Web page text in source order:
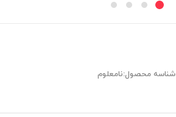
شناسه محصول:نامعلوم